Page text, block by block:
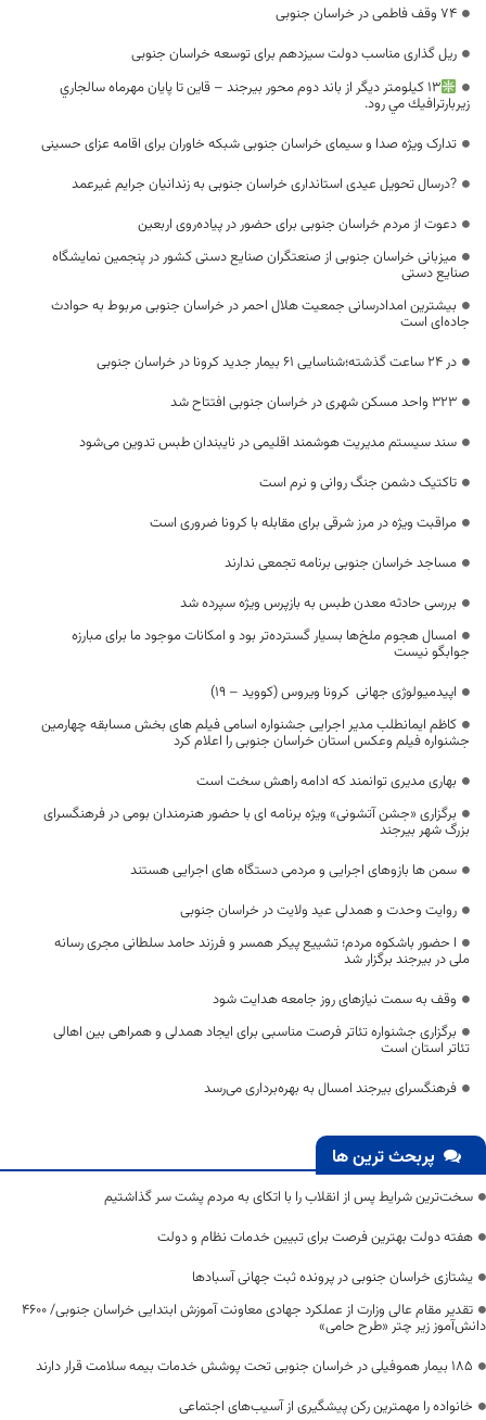
۷۴ وقف فاطمی در خراسان جنوبی
ریل گذاری مناسب دولت سیزدهم برای توسعه خراسان جنوبی
13 كيلومتر ديگر از باند دوم محور بيرجند – قاين تا پايان مهرماه سالجاري
زيربارترافيك مي رود.
تدارک ویژه صدا و سیمای خراسان جنوبی شبکه خاوران برای اقامه عزای حسینی
?درسال تحویل عیدی استانداری خراسان جنوبی به زندانیان جرایم غیرعمد
دعوت از مردم خراسان جنوبی برای حضور در پیاده‌روی اربعین
میزبانی خراسان جنوبی از صنعتگران صنایع دستی کشور در پنجمین نمایشگاه
صنایع دستی
بیشترین امدادرسانی جمعیت هلال احمر در خراسان جنوبی مربوط به حوادث
جاده‌ای است
در 24 ساعت گذشته؛شناسایی 61 بیمار جدید کرونا در خراسان جنوبی
۳۲۳ واحد مسکن شهری در خراسان جنوبی افتتاح شد
سند سیستم مدیریت هوشمند اقلیمی در نایبندان طبس تدوین می‌شود
تاکتیک دشمن جنگ روانی و نرم است
مراقبت ویژه در مرز شرقی برای مقابله با کرونا ضروری است
مساجد خراسان جنوبی برنامه تجمعی ندارند
بررسی حادثه معدن طبس به بازپرس ویژه سپرده شد
امسال هجوم ملخ‌ها بسیار گسترده‌تر بود و امکانات موجود ما برای مبارزه
جوابگو نیست
اپیدمیولوژی جهانی کرونا ویروس (کووید – 19)
کاظم ایمانطلب مدیر اجرایی جشنواره اسامی فیلم های بخش مسابقه چهارمین
جشنواره فیلم وعکس استان خراسان جنوبی را اعلام کرد
بهاری مدیری توانمند که ادامه راهش سخت است
برگزاری «جشن آتشونی» ویژه برنامه ای با حضور هنرمندان بومی در فرهنگسرای
بزرگ شهر بیرجند
سمن ها بازوهای اجرایی و مردمی دستگاه های اجرایی هستند
روایت وحدت و همدلی عید ولایت در خراسان جنوبی
ا حضور باشکوه مردم؛ تشییع پیکر همسر و فرزند حامد سلطانی مجری رسانه
ملی در بیرجند برگزار شد
وقف به سمت نیازهای روز جامعه هدایت شود
برگزاری جشنواره تئاتر فرصت مناسبی برای ایجاد همدلی و همراهی بین اهالی
تئاتر استان است
فرهنگسرای بیرجند امسال به بهره‌برداری می‌رسد
پربحث ترین ها
سخت‌ترین شرایط پس از انقلاب را با اتکای به مردم پشت سر گذاشتیم
هفته دولت بهترین فرصت برای تبیین خدمات نظام و دولت
یشتازی خراسان جنوبی در پرونده ثبت جهانی آسبادها
تقدیر مقام عالی وزارت از عملکرد جهادی معاونت آموزش ابتدایی خراسان جنوبی/ ۴۶۰۰
دانش‌آموز زیر چتر «طرح حامی»
۱۸۵ بیمار هموفیلی در خراسان جنوبی تحت پوشش خدمات بیمه سلامت قرار دارند
خانواده را مهمترین رکن پیشگیری از آسیب‌های اجتماعی